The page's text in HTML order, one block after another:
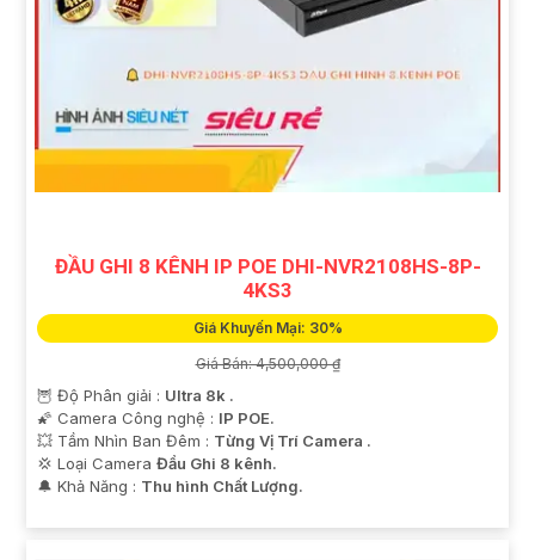
ĐẦU GHI 8 KÊNH IP POE DHI-NVR2108HS-8P-
4KS3
Giá Khuyến Mại: 30%
Giá Bán: 4,500,000 ₫
🦉 Độ Phân giải : Ultra 8k .
🌠 Camera Công nghệ : IP POE.
💥 Tầm Nhìn Ban Đêm : Từng Vị Trí Camera .
💢 Loại Camera Đầu Ghi 8 kênh.
️🔔 Khả Năng : Thu hình Chất Lượng.